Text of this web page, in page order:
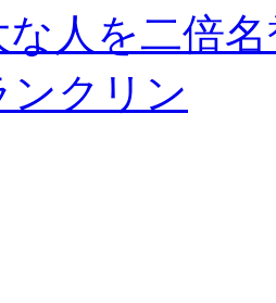
人を二倍
ンクリン